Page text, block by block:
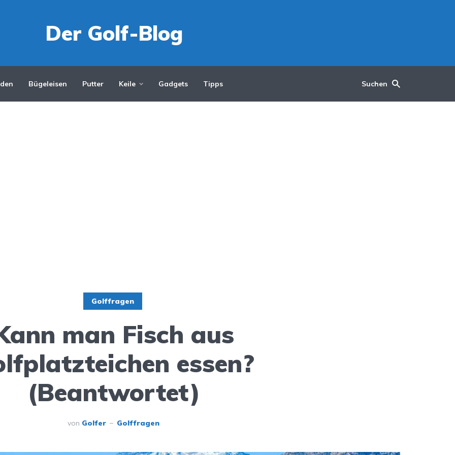
Der Golf-Blog
Bügeleisen Putter Keile Gadgets Tipps Suchen
Golffragen
man Fisch aus
essen?
(Beantwortet)
von Golfer Golffragen